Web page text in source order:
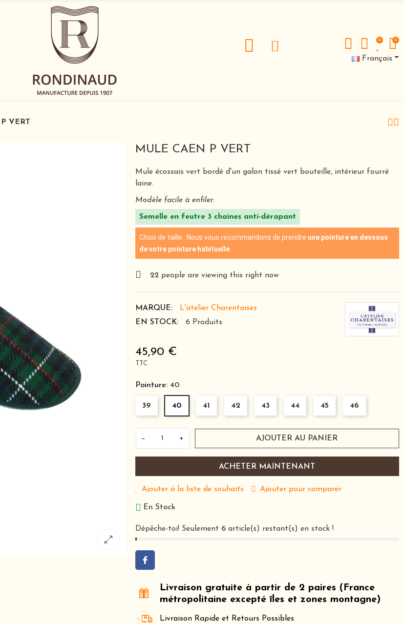
0 0
Français
VERT
MULE CAEN P VERT
Mule écossais vert bordé d'un galon tissé vert bouteille, intérieur fourré
laine.
Modèle facile à enfiler.
Semelle en feutre 3 chaines anti-dérapant
Choix de taille : Nous vous recommandons de prendre une pointure en dessous
de votre pointure habituelle.
22people are viewing this right now
MARQUE:
L'atelier Charentaises
EN STOCK:
6 Produits
45,90 €
TTC
Pointure: 40
39 40 41 42 43 44 45 46
− + AJOUTER AU PANIER
ACHETER MAINTENANT
Ajouter à la liste de souhaits Ajouter pour comparer
En Stock
Dépêche-toi! Seulement 6article(s) restant(s) en stock !
Livraison gratuite à partir de 2 paires (France
métropolitaine excepté îles et zones montagne)
Livraison Rapide et Retours Possibles